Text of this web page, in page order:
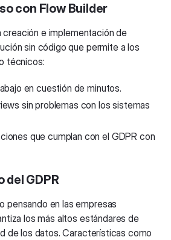
con Flow Builder
creación e implementación de
sin código que permite a los
técnicos:
en cuestión de minutos.
sin problemas con los sistemas
que cumplan con el GDPR con
del GDPR
pensando en las empresas
los más altos estándares de
de los datos. Características como